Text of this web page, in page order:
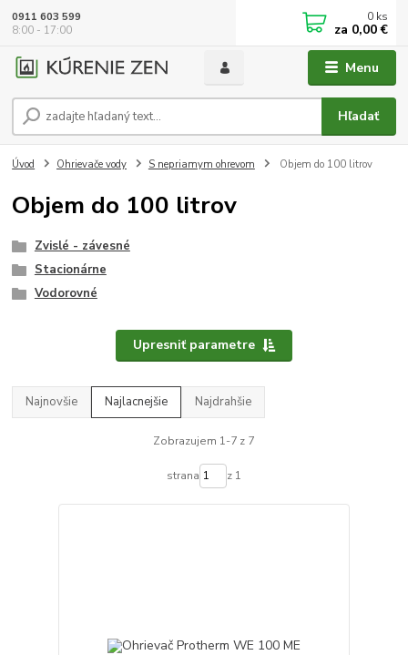
Menu
Hľadať
0911 603 599
8:00 - 17:00
0 ks
za 0,00 €
Úvod Ohrievače vody S nepriamym ohrevom Objem do 100 litrov
Objem do 100 litrov
Zvislé - závesné
Stacionárne
Vodorovné
Upresniť parametre
Najnovšie Najlacnejšie Najdrahšie
Zobrazujem 1-7 z 7
strana z 1